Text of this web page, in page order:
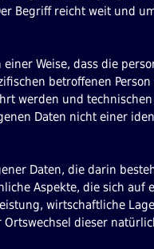
Begriff reicht weit und
Weise, dass die
betroffenen
werden und
Daten nicht einer
Daten, die darin
Aspekte, die sich auf
wirtschaftliche
dieser